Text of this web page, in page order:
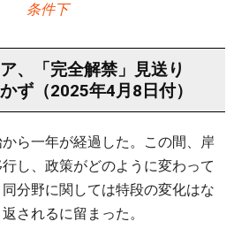
条件下
、「完全解禁」見送り
ず（2025年4月8日付）
ら一年が経過した。この間、岸
し、政策がどのように変わって
分野に関しては特段の変化はな
されるに留まった。